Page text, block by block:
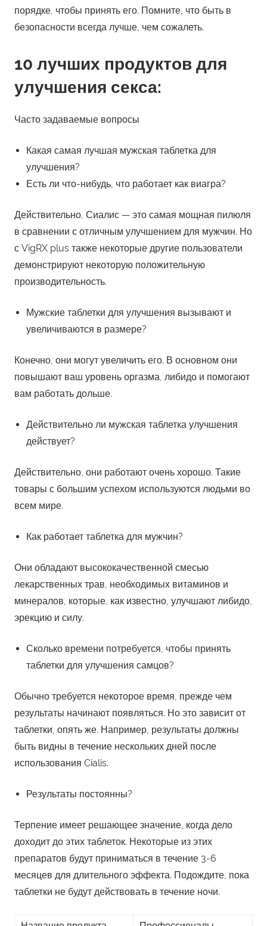
порядке, чтобы принять его. Помните, что быть в
безопасности всегда лучше, чем сожалеть.
10 лучших продуктов для
улучшения секса:
Часто задаваемые вопросы
Какая самая лучшая мужская таблетка для
улучшения?
Есть ли что-нибудь, что работает как виагра?
Действительно, Сиалис — это самая мощная пилюля
в сравнении с отличным улучшением для мужчин. Но
с VigRX plus также некоторые другие пользователи
демонстрируют некоторую положительную
производительность.
Мужские таблетки для улучшения вызывают и
увеличиваются в размере?
Конечно, они могут увеличить его. В основном они
повышают ваш уровень оргазма, либидо и помогают
вам работать дольше.
Действительно ли мужская таблетка улучшения
действует?
Действительно, они работают очень хорошо. Такие
товары с большим успехом используются людьми во
всем мире.
Как работает таблетка для мужчин?
Они обладают высококачественной смесью
лекарственных трав, необходимых витаминов и
минералов, которые, как известно, улучшают либидо,
эрекцию и силу.
Сколько времени потребуется, чтобы принять
таблетки для улучшения самцов?
Обычно требуется некоторое время, прежде чем
результаты начинают появляться. Но это зависит от
таблетки, опять же. Например, результаты должны
быть видны в течение нескольких дней после
использования Cialis.
Результаты постоянны?
Терпение имеет решающее значение, когда дело
доходит до этих таблеток. Некоторые из этих
препаратов будут приниматься в течение 3-6
месяцев для длительного эффекта. Подождите, пока
таблетки не будут действовать в течение ночи.